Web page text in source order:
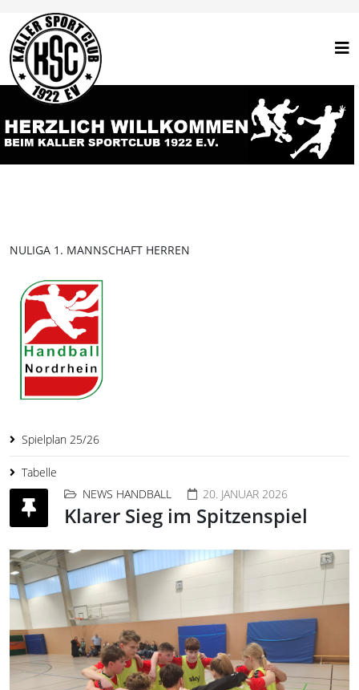
NULIGA 1. MANNSCHAFT HERREN
Spielplan 25/26
Tabelle
NEWS HANDBALL
20. JANUAR 2026
Klarer Sieg im Spitzenspiel